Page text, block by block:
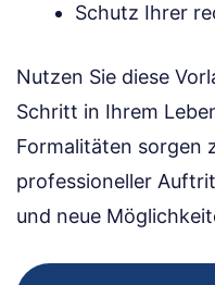
Schutz Ihrer
Nutzen Sie diese
Schritt in Ihrem
Formalitäten sorgen
professioneller
und neue